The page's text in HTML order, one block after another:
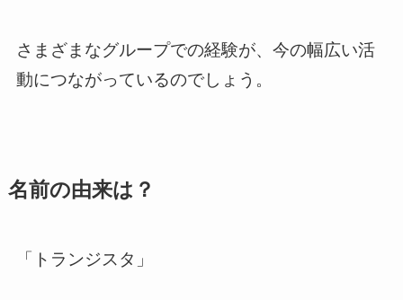
さまざまなグループでの経験が、今の幅広い活
動につながっているのでしょう。
名前の由来は？
「トランジスタ」